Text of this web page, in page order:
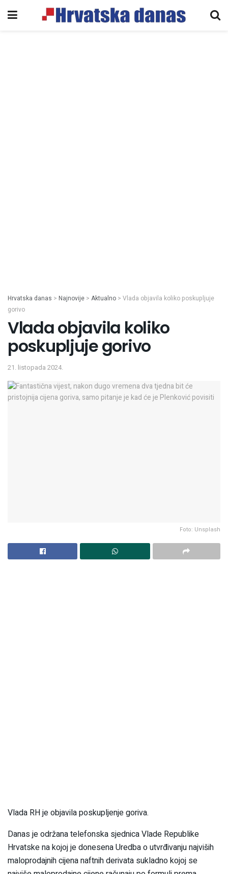
Hrvatska danas > Najnovije > Aktualno > Vlada objavila koliko poskupljuje
gorivo
Vlada objavila koliko
poskupljuje gorivo
21. listopada 2024.
Foto: Unsplash
Vlada RH je objavila poskupljenje goriva.
Danas je održana telefonska sjednica Vlade Republike
Hrvatske na kojoj je donesena Uredba o utvrđivanju najviših
maloprodajnih cijena naftnih derivata sukladno kojoj se